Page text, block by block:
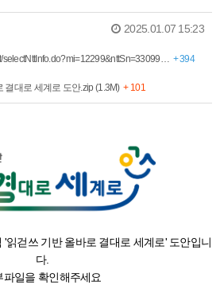
2025.01.07 15:23
selectNttInfo.do?mi=12299&nttSn=33099… + 394
결대로 세계로 도안.zip (1.3M)+ 101
읽걷쓰 기반 올바로 결대로 세계로' 도안입니
다.
파일을 확인해주세요